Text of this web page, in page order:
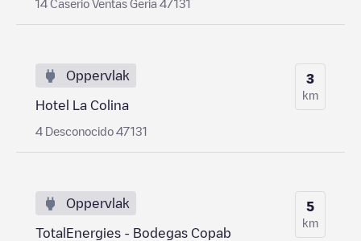
14 Caserio Ventas Geria 47131
Oppervlak
Hotel La Colina
4 Desconocido 47131
3
km
Oppervlak
TotalEnergies - Bodegas Copab
5
km